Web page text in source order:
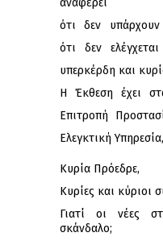
αναφέρει
ότι δεν
ότι δεν
υπερκέρδη και
Η Έκθεση έχει
Επιτροπή
Ελεγκτική
Κυρία Πρόεδρε,
Κυρίες και κύριοι
Γιατί οι νέες
σκάνδαλο;